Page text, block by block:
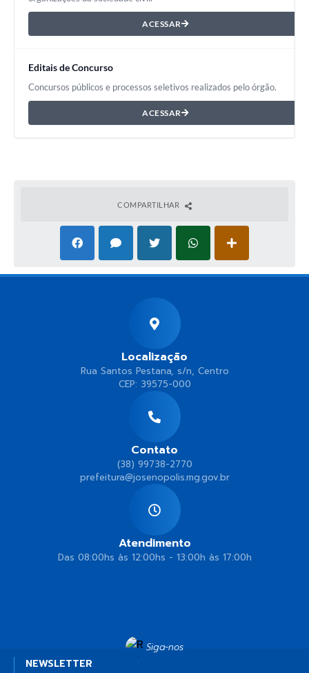
ACESSAR
Editais de Concurso
Concursos públicos e processos seletivos realizados pelo órgão.
ACESSAR
COMPARTILHAR
Siga-nos
NEWSLETTER
Localização
Rua Santos Pestana, s/n, Centro
CEP: 39575-000
Contato
(38) 99738-2770
prefeitura@josenopolis.mg.gov.br
Atendimento
Das 08:00hs às 12:00hs - 13:00h às 17:00h